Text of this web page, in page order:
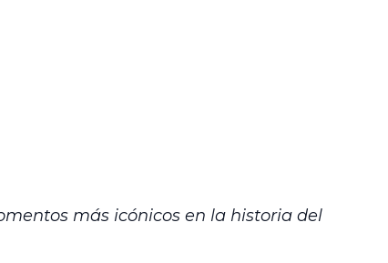
más icónicos en la historia del